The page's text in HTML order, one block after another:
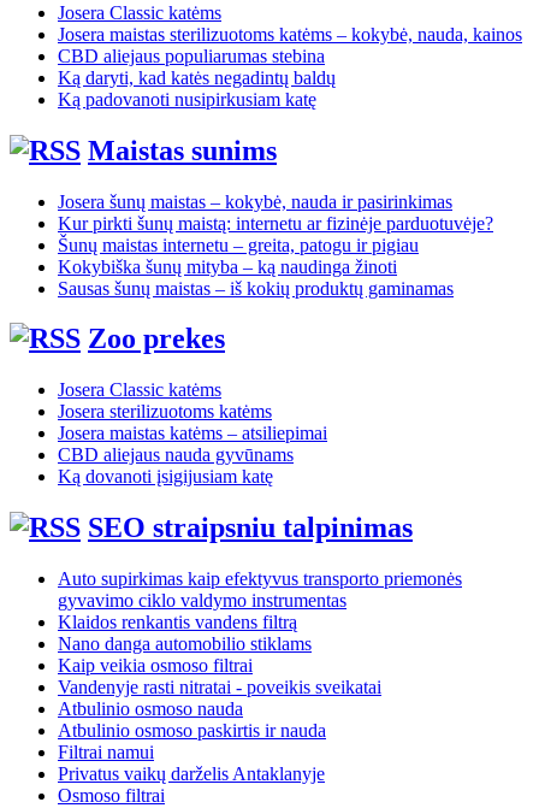
Josera Classic katėms
Josera maistas sterilizuotoms katėms – kokybė, nauda, kainos
CBD aliejaus populiarumas stebina
Ką daryti, kad katės negadintų baldų
Ką padovanoti nusipirkusiam katę
Maistas sunims
Josera šunų maistas – kokybė, nauda ir pasirinkimas
Kur pirkti šunų maistą: internetu ar fizinėje parduotuvėje?
Šunų maistas internetu – greita, patogu ir pigiau
Kokybiška šunų mityba – ką naudinga žinoti
Sausas šunų maistas – iš kokių produktų gaminamas
Zoo prekes
Josera Classic katėms
Josera sterilizuotoms katėms
Josera maistas katėms – atsiliepimai
CBD aliejaus nauda gyvūnams
Ką dovanoti įsigijusiam katę
SEO straipsniu talpinimas
Auto supirkimas kaip efektyvus transporto priemonės
gyvavimo ciklo valdymo instrumentas
Klaidos renkantis vandens filtrą
Nano danga automobilio stiklams
Kaip veikia osmoso filtrai
Vandenyje rasti nitratai - poveikis sveikatai
Atbulinio osmoso nauda
Atbulinio osmoso paskirtis ir nauda
Filtrai namui
Privatus vaikų darželis Antaklanyje
Osmoso filtrai